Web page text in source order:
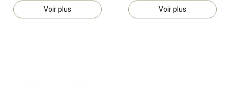
Voir plus Voir plus